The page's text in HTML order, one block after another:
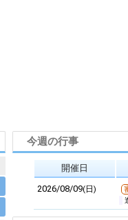
今週の行事
開催日
2026/08/09(日)